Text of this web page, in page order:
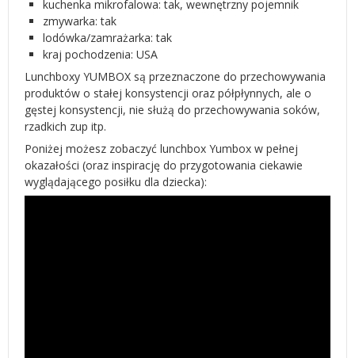
kuchenka mikrofalowa: tak, wewnętrzny pojemnik
zmywarka: tak
lodówka/zamrażarka: tak
kraj pochodzenia: USA
Lunchboxy YUMBOX są przeznaczone do przechowywania
produktów o stałej konsystencji oraz półpłynnych, ale o
gęstej konsystencji, nie służą do przechowywania soków,
rzadkich zup itp.
Poniżej możesz zobaczyć lunchbox Yumbox w pełnej
okazałości (oraz inspirację do przygotowania ciekawie
wyglądającego posiłku dla dziecka):